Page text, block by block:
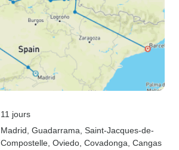
11 jours
Madrid , Guadarrama , Saint-Jacques-de-
Compostelle , Oviedo , Covadonga , Cangas